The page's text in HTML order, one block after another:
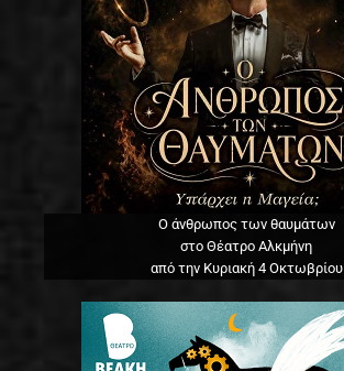
Ο άνθρωπος των θαυμάτων
στο Θέατρο Αλκμήνη
από την Κυριακή 4 Οκτωβρίου